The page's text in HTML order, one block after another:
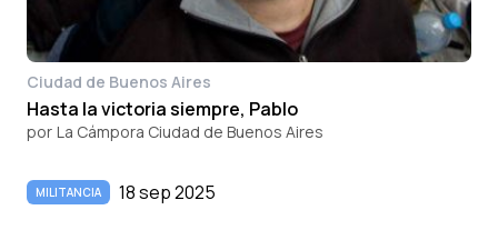
Ciudad de Buenos Aires
Hasta la victoria siempre, Pablo
por La Cámpora Ciudad de Buenos Aires
MILITANCIA 18 sep 2025